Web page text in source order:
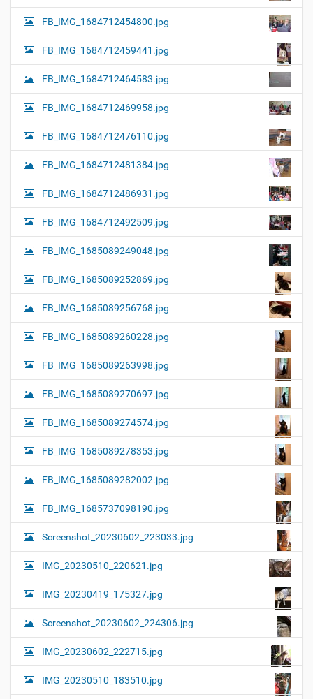
FB_IMG_1684712454800.jpg
FB_IMG_1684712459441.jpg
FB_IMG_1684712464583.jpg
FB_IMG_1684712469958.jpg
FB_IMG_1684712476110.jpg
FB_IMG_1684712481384.jpg
FB_IMG_1684712486931.jpg
FB_IMG_1684712492509.jpg
FB_IMG_1685089249048.jpg
FB_IMG_1685089252869.jpg
FB_IMG_1685089256768.jpg
FB_IMG_1685089260228.jpg
FB_IMG_1685089263998.jpg
FB_IMG_1685089270697.jpg
FB_IMG_1685089274574.jpg
FB_IMG_1685089278353.jpg
FB_IMG_1685089282002.jpg
FB_IMG_1685737098190.jpg
Screenshot_20230602_223033.jpg
IMG_20230510_220621.jpg
IMG_20230419_175327.jpg
Screenshot_20230602_224306.jpg
IMG_20230602_222715.jpg
IMG_20230510_183510.jpg